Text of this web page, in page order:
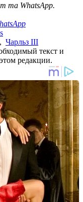
та WhatsApp.
, Чарльз ІІІ
текст и
редакции.